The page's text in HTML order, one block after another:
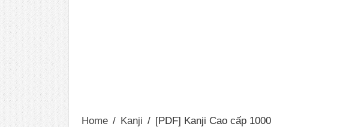
Home / Kanji / [PDF] Kanji Cao cấp 1000